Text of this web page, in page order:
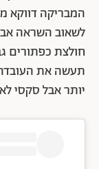
המבריקה דווקא
לשאוב השראה
חולצת כפתורים
תעשה את
יותר אבל סקסי